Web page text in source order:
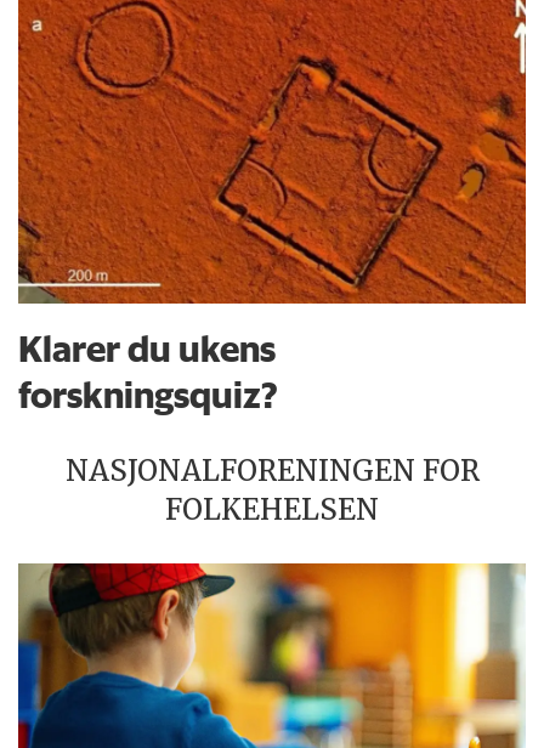
Klarer du ukens
forskningsquiz?
NASJONALFORENINGEN FOR
FOLKEHELSEN